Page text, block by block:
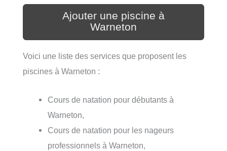
Ajouter une piscine à
Warneton
Voici une liste des services que proposent les
piscines à Warneton :
Cours de natation pour débutants à
Warneton,
Cours de natation pour les nageurs
professionnels à Warneton,